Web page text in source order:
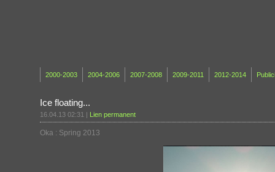
2000-2003 2004-2006 2007-2008 2009-2011 2012-2014
Ice floating...
16.04.13 02:31 | Lien permanent
Oka : Spring 2013